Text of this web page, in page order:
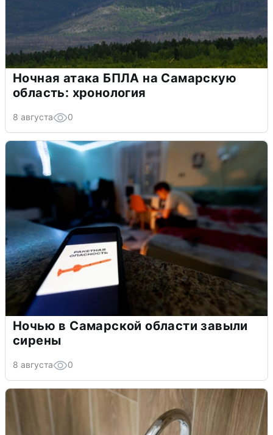
Ночная атака БПЛА на Самарскую
область: хронология
8 августа 0
Ночью в Самарской области завыли
сирены
8 августа 0